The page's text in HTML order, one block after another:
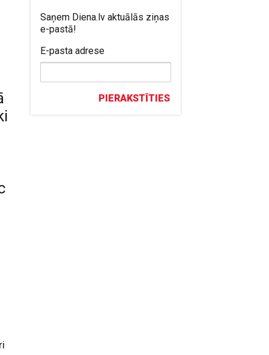
Saņem Diena.lv aktuālās ziņas
e-pastā!
E-pasta adrese
PIERAKSTĪTIES